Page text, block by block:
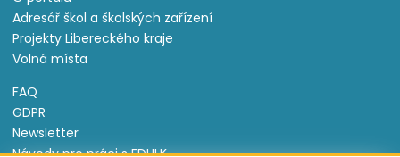
Adresář škol a školských zařízení
Projekty Libereckého kraje
Volná místa
FAQ
GDPR
Newsletter